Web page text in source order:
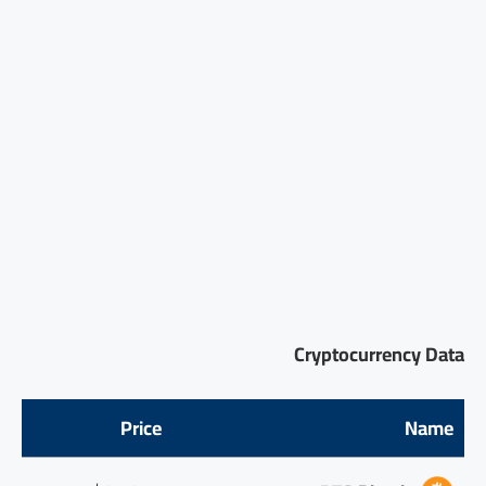
Cryptocurrency Data
Name
Price